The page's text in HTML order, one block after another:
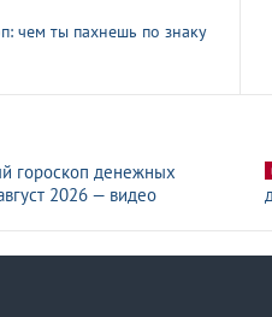
чем ты пахнешь по знаку
гороскоп денежных
2026 — видео